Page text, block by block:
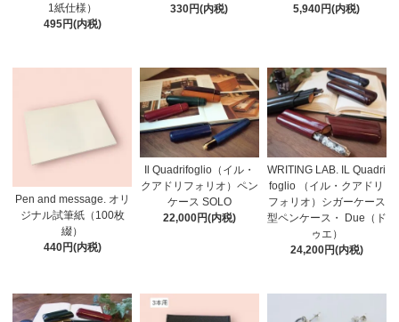
1紙仕様）
495円(内税)
330円(内税)
5,940円(内税)
Pen and message. オリ
ジナル試筆紙（100枚
綴）
440円(内税)
Il Quadrifoglio（イル・
クアドリフォリオ）ペン
ケース SOLO
22,000円(内税)
WRITING LAB. IL Quadri
foglio （イル・クアドリ
フォリオ）シガーケース
型ペンケース・ Due（ド
ゥエ）
24,200円(内税)